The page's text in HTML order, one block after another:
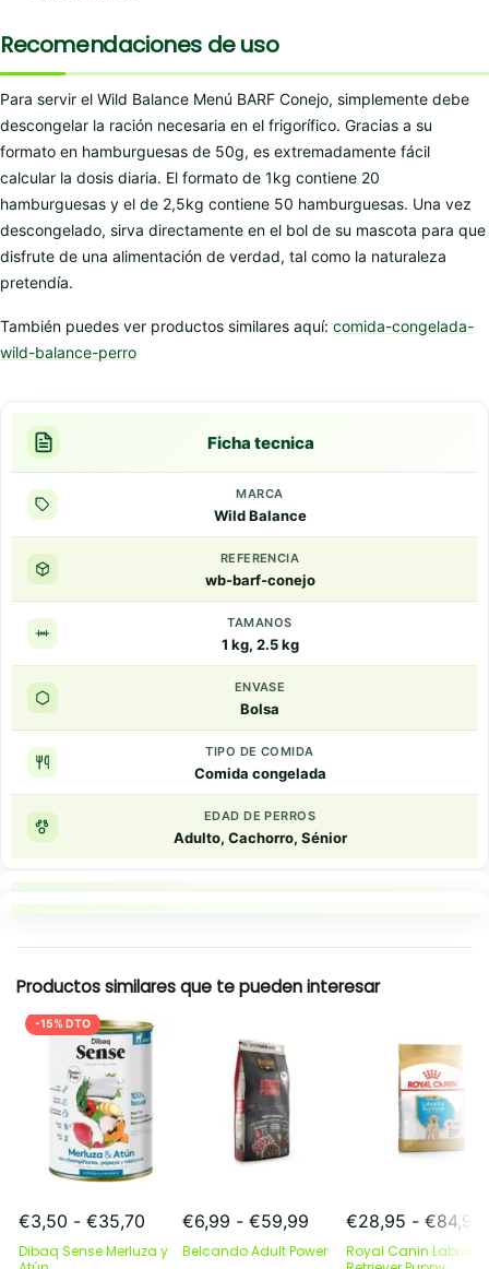
Recomendaciones de uso
Para servir el Wild Balance Menú BARF Conejo, simplemente debe
descongelar la ración necesaria en el frigorífico. Gracias a su
formato en hamburguesas de 50g, es extremadamente fácil
calcular la dosis diaria. El formato de 1kg contiene 20
hamburguesas y el de 2,5kg contiene 50 hamburguesas. Una vez
descongelado, sirva directamente en el bol de su mascota para que
disfrute de una alimentación de verdad, tal como la naturaleza
pretendía.
También puedes ver productos similares aquí: comida-congelada-
wild-balance-perro
Ficha tecnica
MARCA
Wild Balance
REFERENCIA
wb-barf-conejo
TAMANOS
1 kg, 2.5 kg
ENVASE
Bolsa
TIPO DE COMIDA
Comida congelada
EDAD DE PERROS
Adulto, Cachorro, Sénior
Productos similares que te pueden interesar
-15% DTO
€3,50 - €35,70 Rango
precios:
Dibaq Sense Merluza y
€6,99 - €59,99 Rango
precios:
Belcando Adult Power
€28,95 - €84,95
Royal Canin